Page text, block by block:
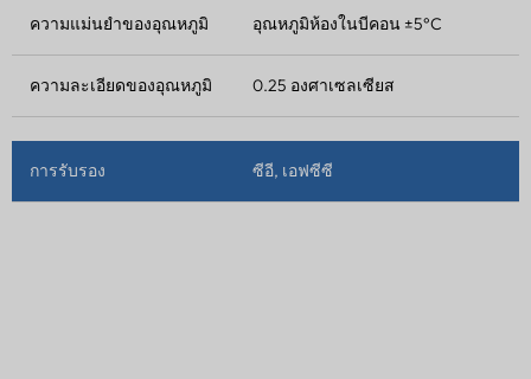
ความแม่นยำของอุณหภูมิ อุณหภูมิห้องในบีคอน ±5°C
ความละเอียดของอุณหภูมิ 0.25 องศาเซลเซียส
การรับรอง ซีอี, เอฟซีซี